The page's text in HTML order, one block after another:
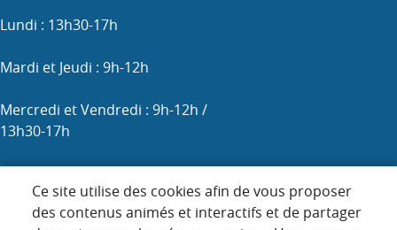
Ce site utilise des cookies afin de vous proposer
des contenus animés et interactifs et de partager
Lundi : 13h30-17h
Mardi et Jeudi : 9h-12h
Mercredi et Vendredi : 9h-12h /
13h30-17h